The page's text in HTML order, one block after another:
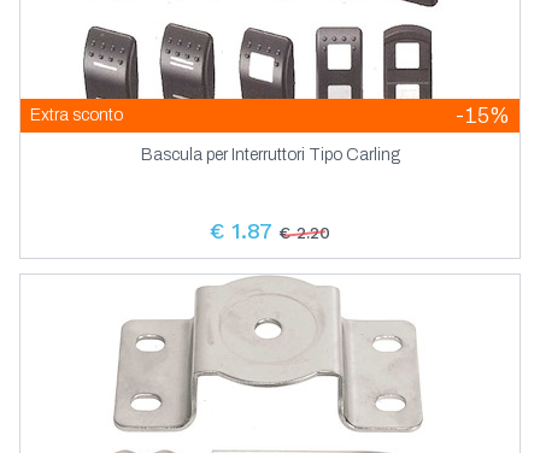
Extra sconto -15%
Bascula per Interruttori Tipo Carling
€ 1.87 € 2.20